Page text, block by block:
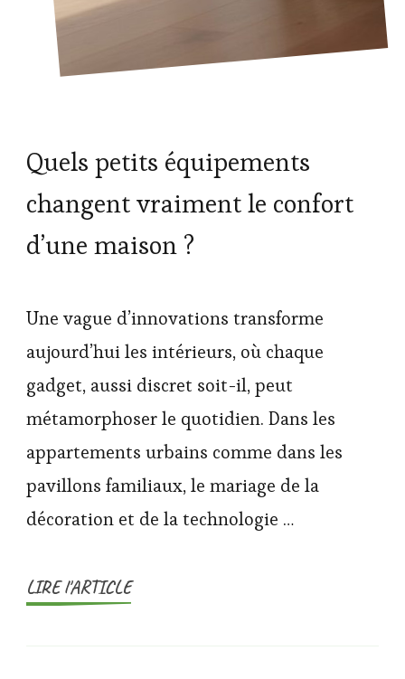
Quels petits équipements
changent vraiment le confort
d’une maison ?
Une vague d’innovations transforme
aujourd’hui les intérieurs, où chaque
gadget, aussi discret soit-il, peut
métamorphoser le quotidien. Dans les
appartements urbains comme dans les
pavillons familiaux, le mariage de la
décoration et de la technologie …
LIRE l'ARTICLE